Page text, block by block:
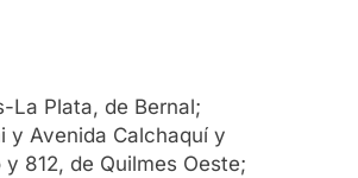
La Plata, de Bernal;
y Avenida Calchaquí y
812, de Quilmes Oeste;